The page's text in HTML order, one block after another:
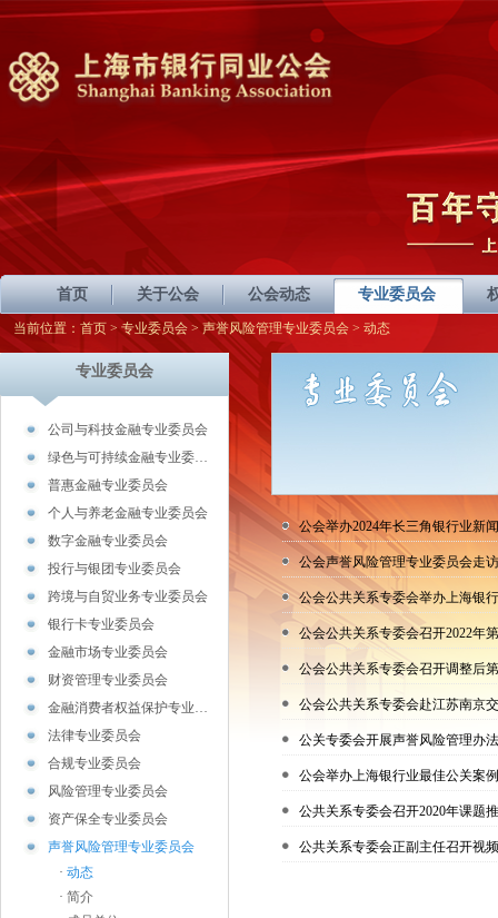
首页 关于公会 公会动态 专业委员会
当前位置： 首页 > 专业委员会 > 声誉风险管理专业委员会 > 动态
专业委员会
公司与科技金融专业委员会
绿色与可持续金融专业委…
普惠金融专业委员会
个人与养老金融专业委员会
数字金融专业委员会
投行与银团专业委员会
跨境与自贸业务专业委员会
银行卡专业委员会
金融市场专业委员会
财资管理专业委员会
金融消费者权益保护专业…
法律专业委员会
合规专业委员会
风险管理专业委员会
资产保全专业委员会
声誉风险管理专业委员会
· 动态
· 简介
公会举办2024年长三角银行业新
公会声誉风险管理专业委员会走
公会公共关系专委会举办上海银
公会公共关系专委会召开2022年
公会公共关系专委会召开调整后
公会公共关系专委会赴江苏南京
公关专委会开展声誉风险管理办
公会举办上海银行业最佳公关案
公共关系专委会召开2020年课题
公共关系专委会正副主任召开视